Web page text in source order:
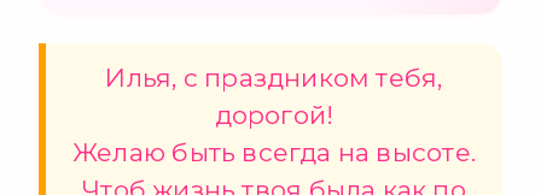
Илья, с праздником тебя,
дорогой!
Желаю быть всегда на высоте.